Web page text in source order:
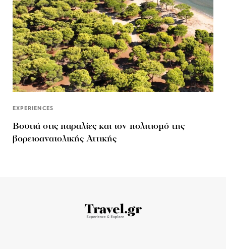
EXPERIENCES
Βουτιά στις παραλίες και τον πολιτισμό της
βορειοανατολικής Αττικής